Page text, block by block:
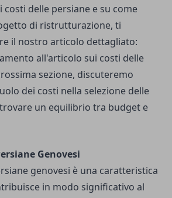
costi delle persiane e su come
di ristrutturazione, ti
il nostro articolo dettagliato:
all'articolo sui costi delle
sezione, discuteremo
dei costi nella selezione delle
un equilibrio tra budget e
Genovesi
genovesi è una caratteristica
in modo significativo al